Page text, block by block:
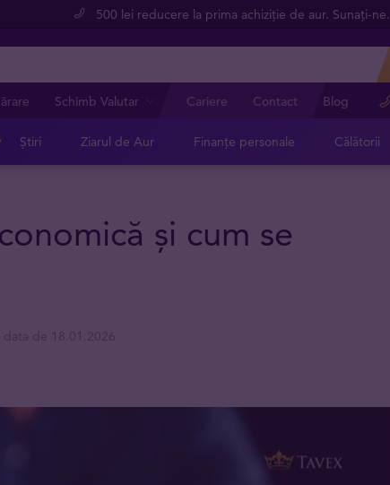
500 lei reducere la prima achiziție de aur. Sunați-ne.
Schimb Valutar Cariere Contact Blog
Știri Ziarul de Aur Finanțe personale Călătorii
și cum se